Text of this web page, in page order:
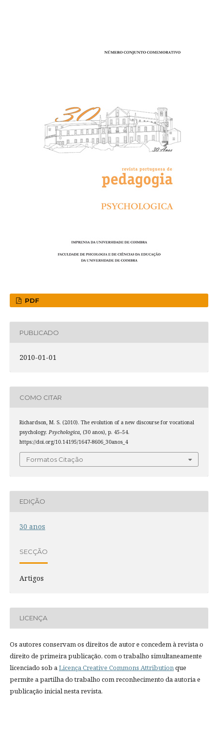
PDF
PUBLICADO
2010-01-01
COMO CITAR
Richardson, M. S. (2010). The evolution of a new discourse for vocational
psychology. Psychologica, (30 anos), p. 45–54.
https://doi.org/10.14195/1647-8606_30anos_4
Formatos Citação
EDIÇÃO
30 anos
SECÇÃO
Artigos
LICENÇA
Os autores conservam os direitos de autor e concedem à revista o
direito de primeira publicação, com o trabalho simultaneamente
licenciado sob aLicença Creative Commons Attributionque
permite a partilha do trabalho com reconhecimento da autoria e
publicação inicial nesta revista.